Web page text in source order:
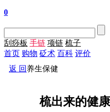
0
刮痧板 手链 项链 梳子
首页 购物 砭术 百科 评价
返 回 养生保健
梳出来的健